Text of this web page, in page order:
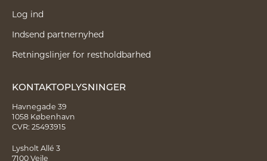
Log ind
Indsend partnernyhed
Retningslinjer for restholdbarhed
KONTAKTOPLYSNINGER
Havnegade 39
1058 København
CVR: 25493915
Lysholt Allé 3
7100 Vejle